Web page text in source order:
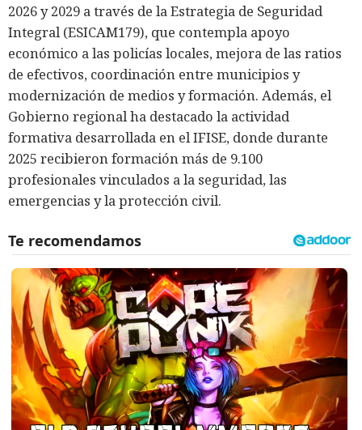
2026 y 2029 a través de la Estrategia de Seguridad
Integral (ESICAM179), que contempla apoyo
económico a las policías locales, mejora de las ratios
de efectivos, coordinación entre municipios y
modernización de medios y formación. Además, el
Gobierno regional ha destacado la actividad
formativa desarrollada en el IFISE, donde durante
2025 recibieron formación más de 9.100
profesionales vinculados a la seguridad, las
emergencias y la protección civil.